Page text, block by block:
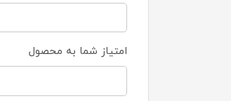
امتیاز شما به محصول